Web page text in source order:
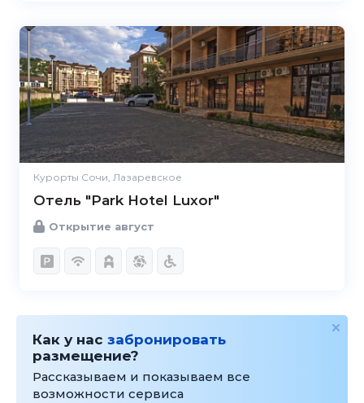
Курорты Сочи, Лазаревское
Отель "Park Hotel Luxor"
Открытие август
Как у нас забронировать
размещение?
Рассказываем и показываем все
возможности сервиса